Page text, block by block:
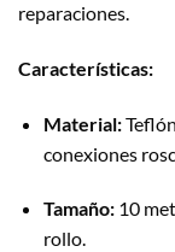
reparaciones.
Características:
Material:
conexiones
Tamaño:10
rollo.